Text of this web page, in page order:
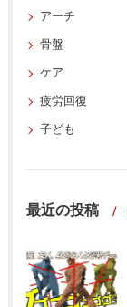
アーチ
骨盤
ケア
疲労回復
子ども
最近の投稿